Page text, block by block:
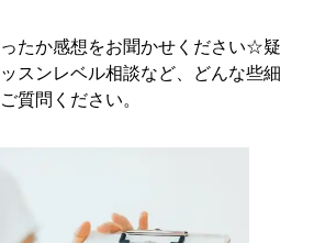
たか感想をお聞かせください☆疑
スンレベル相談など、どんな些細
質問ください。